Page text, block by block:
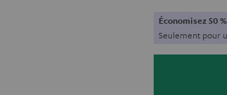
Économisez 50
Seulement pour